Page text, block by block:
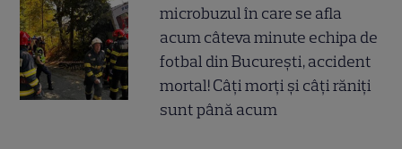
microbuzul în care se afla
acum câteva minute echipa de
fotbal din București, accident
mortal! Câți morți și câți răniți
sunt până acum